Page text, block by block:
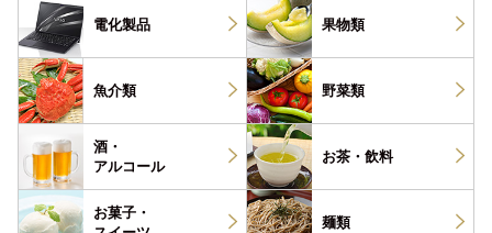
電化製品 果物類
魚介類 野菜類
酒・
アルコール
お茶・ 飲料
お菓子・
麺類